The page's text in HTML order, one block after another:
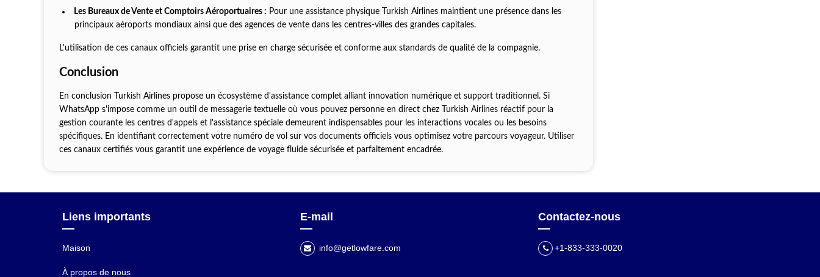
Les Bureaux de Vente et Comptoirs Aéroportuaires : Pour une assistance physique Turkish Airlines maintient une présence dans les
principaux aéroports mondiaux ainsi que des agences de vente dans les centres-villes des grandes capitales.
L'utilisation de ces canaux officiels garantit une prise en charge sécurisée et conforme aux standards de qualité de la compagnie.
Conclusion
En conclusion Turkish Airlines propose un écosystème d'assistance complet alliant innovation numérique et support traditionnel. Si
WhatsApp s'impose comme un outil de messagerie textuelle où vous pouvez personne en direct chez Turkish Airlines réactif pour la
gestion courante les centres d'appels et l'assistance spéciale demeurent indispensables pour les interactions vocales ou les besoins
spécifiques. En identifiant correctement votre numéro de vol sur vos documents officiels vous optimisez votre parcours voyageur. Utiliser
ces canaux certifiés vous garantit une expérience de voyage fluide sécurisée et parfaitement encadrée.
Liens importants
Maison
À propos de nous
E-mail
info@getlowfare.com
Contactez-nous
+1-833-333-0020